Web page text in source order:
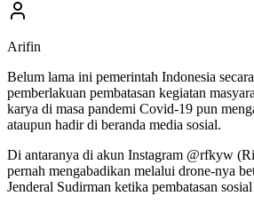
Arifin
Belum lama ini pemerintah Indonesia
pemberlakuan pembatasan kegiatan
karya di masa pandemi Covid-19 pun
ataupun hadir di beranda media sosial.
Di antaranya di akun Instagram @rfkyw
pernah mengabadikan melalui drone-nya
Jenderal Sudirman ketika pembatasan